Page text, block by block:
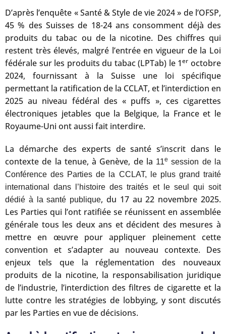
D’après l’enquête « Santé & Style de vie 2024 » de l’OFSP,
45 % des Suisses de 18-24 ans consomment déjà des
produits du tabac ou de la nicotine. Des chiffres qui
restent très élevés, malgré l’entrée en vigueur de la Loi
fédérale sur les produits du tabac (LPTab) le 1er octobre
2024, fournissant à la Suisse une loi spécifique
permettant la ratification de la CCLAT, et l’interdiction en
2025 au niveau fédéral des « puffs », ces cigarettes
électroniques jetables que la Belgique, la France et le
Royaume-Uni ont aussi fait interdire.
La démarche des experts de santé s’inscrit dans le
contexte de la tenue, à Genève, de la 11e session de la
Conférence des Parties de la CCLAT, le plus grand traité
international dans l’histoire des traités et le seul qui soit
dédié à la santé publique, du 17 au 22 novembre 2025.
Les Parties qui l’ont ratifiée se réunissent en assemblée
générale tous les deux ans et décident des mesures à
mettre en œuvre pour appliquer pleinement cette
convention et s’adapter au nouveau contexte. Des
enjeux tels que la réglementation des nouveaux
produits de la nicotine, la responsabilisation juridique
de l’industrie, l’interdiction des filtres de cigarette et la
lutte contre les stratégies de lobbying, y sont discutés
par les Parties en vue de décisions.